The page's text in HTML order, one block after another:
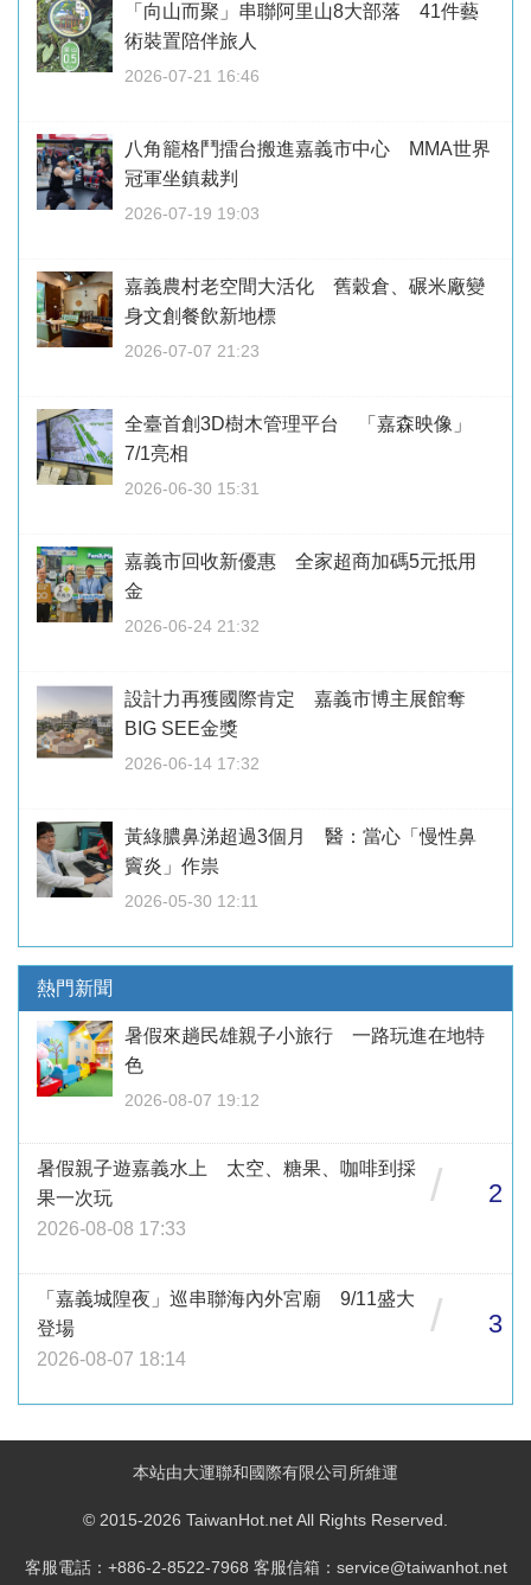
「向山而聚」串聯阿里山8大部落 41件藝
術裝置陪伴旅人
2026-07-21 16:46
八角籠格鬥擂台搬進嘉義市中心 MMA世界
冠軍坐鎮裁判
2026-07-19 19:03
嘉義農村老空間大活化 舊穀倉、碾米廠變
身文創餐飲新地標
2026-07-07 21:23
全臺首創3D樹木管理平台 「嘉森映像」
7/1亮相
2026-06-30 15:31
嘉義市回收新優惠 全家超商加碼5元抵用
金
2026-06-24 21:32
設計力再獲國際肯定 嘉義市博主展館奪
BIG SEE金獎
2026-06-14 17:32
黃綠膿鼻涕超過3個月 醫：當心「慢性鼻
竇炎」作祟
2026-05-30 12:11
熱門新聞
暑假來趟民雄親子小旅行 一路玩進在地特
色
2026-08-07 19:12
暑假親子遊嘉義水上 太空、糖果、咖啡到採
果一次玩
2026-08-08 17:33
/ 2
「嘉義城隍夜」巡串聯海內外宮廟 9/11盛大
登場
2026-08-07 18:14
/ 3
本站由大運聯和國際有限公司所維運
© 2015-2026 TaiwanHot.net All Rights Reserved.
客服電話：+886-2-8522-7968 客服信箱：service@taiwanhot.net